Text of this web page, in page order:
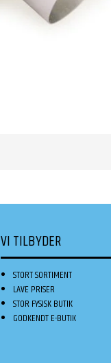
VI TILBYDER
STORT SORTIMENT
LAVE PRISER
STOR FYSISK BUTIK
GODKENDT E-BUTIK